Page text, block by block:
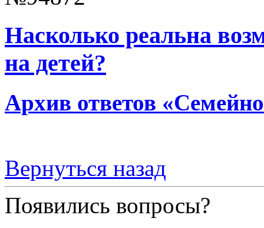
Насколько реальна
на детей?
Архив ответов
Вернуться назад
Появились вопросы?